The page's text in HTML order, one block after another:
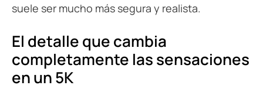
suele ser mucho más segura y realista.
El detalle que cambia
completamente las sensaciones
en un 5K